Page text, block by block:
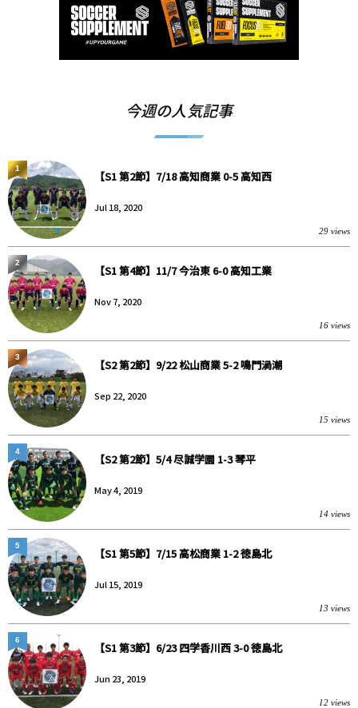
今週の人気記事
【S1 第2節】7/18 高知商業 0-5 高知西
Jul 18, 2020
29 views
1
【S1 第4節】11/7 今治東 6-0 高知工業
Nov 7, 2020
16 views
2
【S2 第2節】9/22 松山商業 5-2 鳴門渦潮
Sep 22, 2020
15 views
3
【S2 第2節】5/4 尽誠学園 1-3 琴平
May 4, 2019
14 views
4
【S1 第5節】7/15 高松商業 1-2 徳島北
Jul 15, 2019
13 views
5
【S1 第3節】6/23 四学香川西 3-0 徳島北
Jun 23, 2019
12 views
6